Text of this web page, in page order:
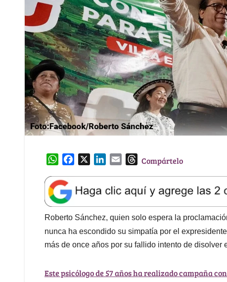
W
a
t
s
A
p
p
e
b
o
o
k
k
e
d
I
n
l
T
e
a
d
s
Compártelo
Roberto Sánchez, quien solo espera la
nunca ha escondido su simpatía por el expresidente
más de once años por su fallido intento de disolver
Este psicólogo de 57 años ha realizado campaña